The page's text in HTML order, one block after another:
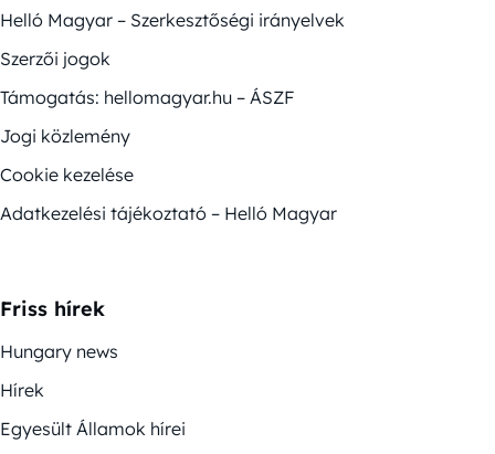
Helló Magyar – Szerkesztőségi irányelvek
Szerzői jogok
Támogatás: hellomagyar.hu – ÁSZF
Jogi közlemény
Cookie kezelése
Adatkezelési tájékoztató – Helló Magyar
Friss hírek
Hungary news
Hírek
Egyesült Államok hírei